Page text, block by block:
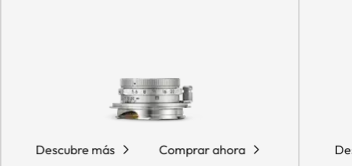
Descubre más Comprar ahora